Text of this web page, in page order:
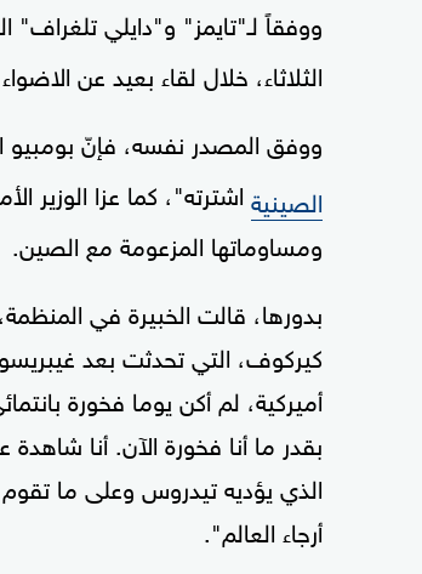
ووفقاً لـ"تايمز" و"دايلي تلغراف"
الثلاثاء، خلال لقاء بعيد عن
ووفق المصدر نفسه، فإنّ بومبيو
الصينية
ومساوماتها المزعومة مع الصين.
بدورها، قالت الخبيرة في
كيركوف، التي تحدثت بعد
أميركية، لم أكن يوما فخورة
بقدر ما أنا فخورة الآن. أنا
الذي يؤديه تيدروس وعلى ما
أرجاء العالم".